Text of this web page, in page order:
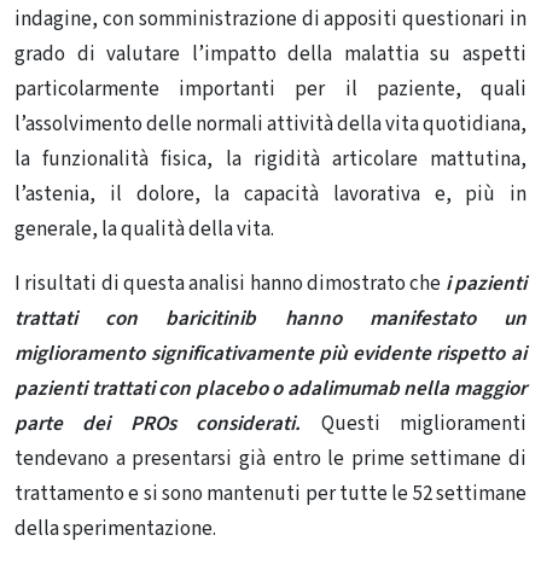
indagine, con somministrazione di appositi questionari in
grado di valutare l’impatto della malattia su aspetti
particolarmente importanti per il paziente, quali
l’assolvimento delle normali attività della vita quotidiana,
la funzionalità fisica, la rigidità articolare mattutina,
l’astenia, il dolore, la capacità lavorativa e, più in
generale, la qualità della vita.
I risultati di questa analisi hanno dimostrato che i pazienti
trattati con baricitinib hanno manifestato un
miglioramento significativamente più evidente rispetto ai
pazienti trattati con placebo o adalimumab nella maggior
parte dei PROs considerati. Questi miglioramenti
tendevano a presentarsi già entro le prime settimane di
trattamento e si sono mantenuti per tutte le 52 settimane
della sperimentazione.